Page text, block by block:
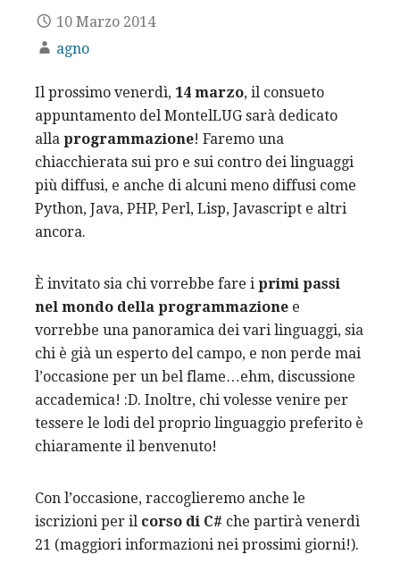
10 Marzo 2014
agno
Il prossimo venerdì, 14 marzo, il consueto
appuntamento del MontelLUG sarà dedicato
alla programmazione! Faremo una
chiacchierata sui pro e sui contro dei linguaggi
più diffusi, e anche di alcuni meno diffusi come
Python, Java, PHP, Perl, Lisp, Javascript e altri
ancora.
È invitato sia chi vorrebbe fare i primi passi
nel mondo della programmazione e
vorrebbe una panoramica dei vari linguaggi, sia
chi è già un esperto del campo, e non perde mai
l’occasione per un bel flame…ehm, discussione
accademica! :D. Inoltre, chi volesse venire per
tessere le lodi del proprio linguaggio preferito è
chiaramente il benvenuto!
Con l’occasione, raccoglieremo anche le
iscrizioni per il corso di C# che partirà venerdì
21 (maggiori informazioni nei prossimi giorni!).